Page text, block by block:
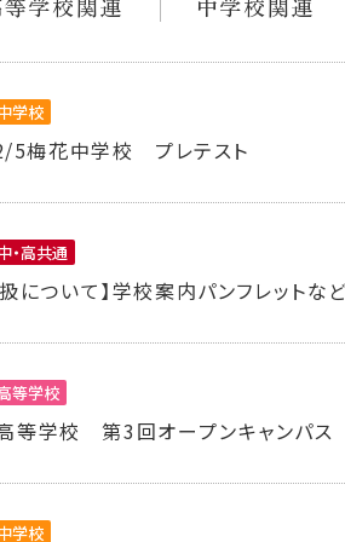
学校
5梅花中学校 プレテスト
・高共通
について】学校案内パンフレットな
等学校
等学校 第3回オープンキャンパス
学校